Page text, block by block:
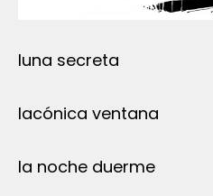
luna secreta
lacónica ventana
la noche duerme